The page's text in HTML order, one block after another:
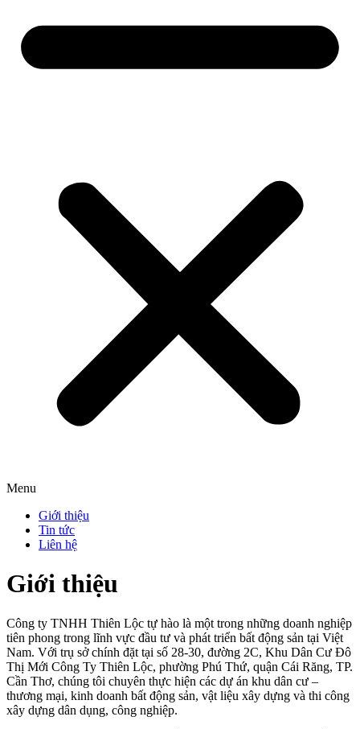
Menu
Giới thiệu
Tin tức
Liên hệ
Giới thiệu
Công ty TNHH Thiên Lộc tự hào là một trong những doanh nghiệp
tiên phong trong lĩnh vực đầu tư và phát triển bất động sản tại Việt
Nam. Với trụ sở chính đặt tại số 28-30, đường 2C, Khu Dân Cư Đô
Thị Mới Công Ty Thiên Lộc, phường Phú Thứ, quận Cái Răng, TP.
Cần Thơ, chúng tôi chuyên thực hiện các dự án khu dân cư –
thương mại, kinh doanh bất động sản, vật liệu xây dựng và thi công
xây dựng dân dụng, công nghiệp.